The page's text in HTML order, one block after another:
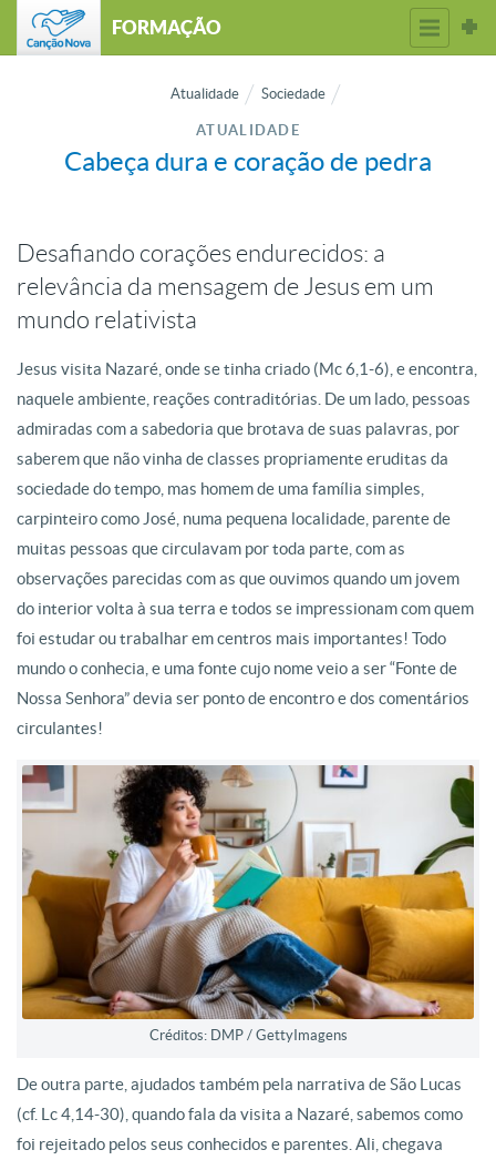
FORMAÇÃO
Atualidade Sociedade
ATUALIDADE
Cabeça dura e coração de pedra
Desafiando corações endurecidos: a
relevância da mensagem de Jesus em um
mundo relativista
Jesus visita Nazaré, onde se tinha criado (Mc 6,1-6), e encontra,
naquele ambiente, reações contraditórias. De um lado, pessoas
admiradas com a sabedoria que brotava de suas palavras, por
saberem que não vinha de classes propriamente eruditas da
sociedade do tempo, mas homem de uma família simples,
carpinteiro como José, numa pequena localidade, parente de
muitas pessoas que circulavam por toda parte, com as
observações parecidas com as que ouvimos quando um jovem
do interior volta à sua terra e todos se impressionam com quem
foi estudar ou trabalhar em centros mais importantes! Todo
mundo o conhecia, e uma fonte cujo nome veio a ser “Fonte de
Nossa Senhora” devia ser ponto de encontro e dos comentários
circulantes!
Créditos: DMP / GettyImagens
De outra parte, ajudados também pela narrativa de São Lucas
(cf. Lc 4,14-30), quando fala da visita a Nazaré, sabemos como
foi rejeitado pelos seus conhecidos e parentes. Ali, chegava